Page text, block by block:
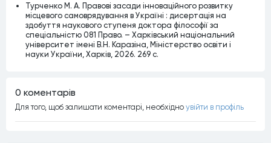
Турченко М. А. Правові засади інноваційного розвитку
місцевого самоврядування в Україні : дисертація на
здобуття наукового ступеня доктора філософії за
спеціальністю 081 Право. – Харківський національний
університет імені В.Н. Каразіна, Міністерство освіти і
науки України, Харків, 2026. 269 c.
0 коментарiв
Для того, щоб залишати коментарi, необхiдно увiйти в профiль